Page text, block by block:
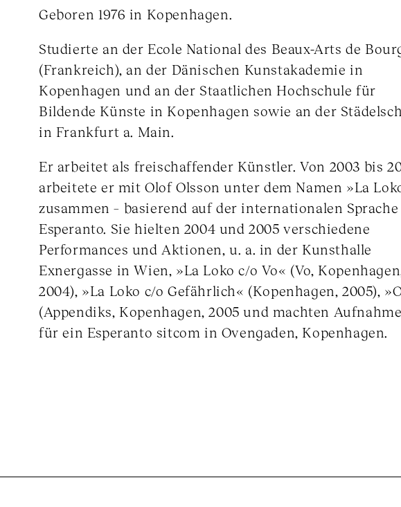
Geboren 1976 in Kopenhagen.
Studierte an der Ecole National des Beaux-Arts de
(Frankreich), an der Dänischen Kunstakademie in
Kopenhagen und an der Staatlichen Hochschule für
Bildende Künste in Kopenhagen sowie an der
in Frankfurt a. Main.
Er arbeitet als freischaffender Künstler. Von 2003 bis
arbeitete er mit Olof Olsson unter dem Namen »La
zusammen – basierend auf der internationalen Sprache
Esperanto. Sie hielten 2004 und 2005 verschiedene
Performances und Aktionen, u. a. in der Kunsthalle
Exnergasse in Wien, »La Loko c/o Vo« (Vo,
2004), »La Loko c/o Gefährlich« (Kopenhagen, 2005),
(Appendiks, Kopenhagen, 2005 und machten
für ein Esperanto sitcom in Ovengaden, Kopenhagen.